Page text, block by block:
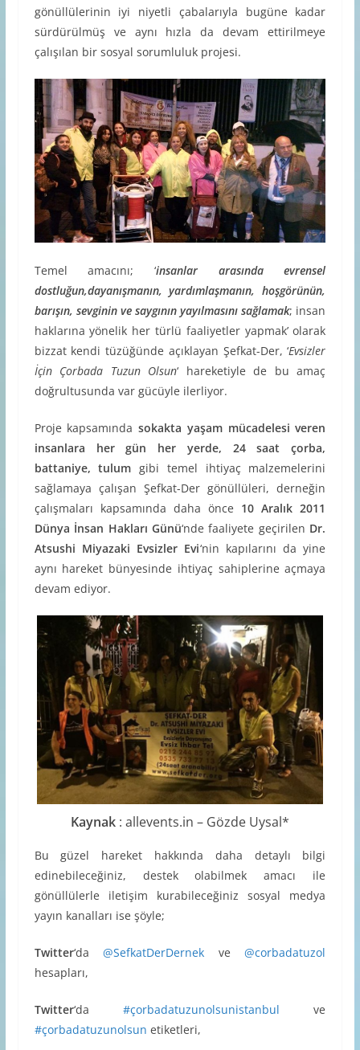
gönüllülerinin iyi niyetli çabalarıyla bugüne kadar
sürdürülmüş ve aynı hızla da devam ettirilmeye
çalışılan bir sosyal sorumluluk projesi.
Temel amacını; ‘insanlar arasında evrensel
dostluğun,dayanışmanın, yardımlaşmanın, hoşgörünün,
barışın, sevginin ve saygının yayılmasını sağlamak; insan
haklarına yönelik her türlü faaliyetler yapmak’ olarak
bizzat kendi tüzüğünde açıklayan Şefkat-Der, ‘Evsizler
İçin Çorbada Tuzun Olsun‘ hareketiyle de bu amaç
doğrultusunda var gücüyle ilerliyor.
Proje kapsamındasokakta yaşam mücadelesi veren
insanlara her gün her yerde, 24 saat çorba,
battaniye, tulum gibi temel ihtiyaç malzemelerini
sağlamaya çalışan Şefkat-Der gönüllüleri, derneğin
çalışmaları kapsamında daha önce 10 Aralık 2011
Dünya İnsan Hakları Günü‘nde faaliyete geçirilen Dr.
Atsushi Miyazaki Evsizler Evi‘nin kapılarını da yine
aynı hareket bünyesinde ihtiyaç sahiplerine açmaya
devam ediyor.
Kaynak: allevents.in – Gözde Uysal*
Bu güzel hareket hakkında daha detaylı bilgi
edinebileceğiniz, destek olabilmek amacı ile
gönüllülerle iletişim kurabileceğiniz sosyal medya
yayın kanalları ise şöyle;
Twitter‘da@SefkatDerDernek ve@corbadatuzol
hesapları,
Twitter‘da #çorbadatuzunolsunistanbul ve
#çorbadatuzunolsun etiketleri,